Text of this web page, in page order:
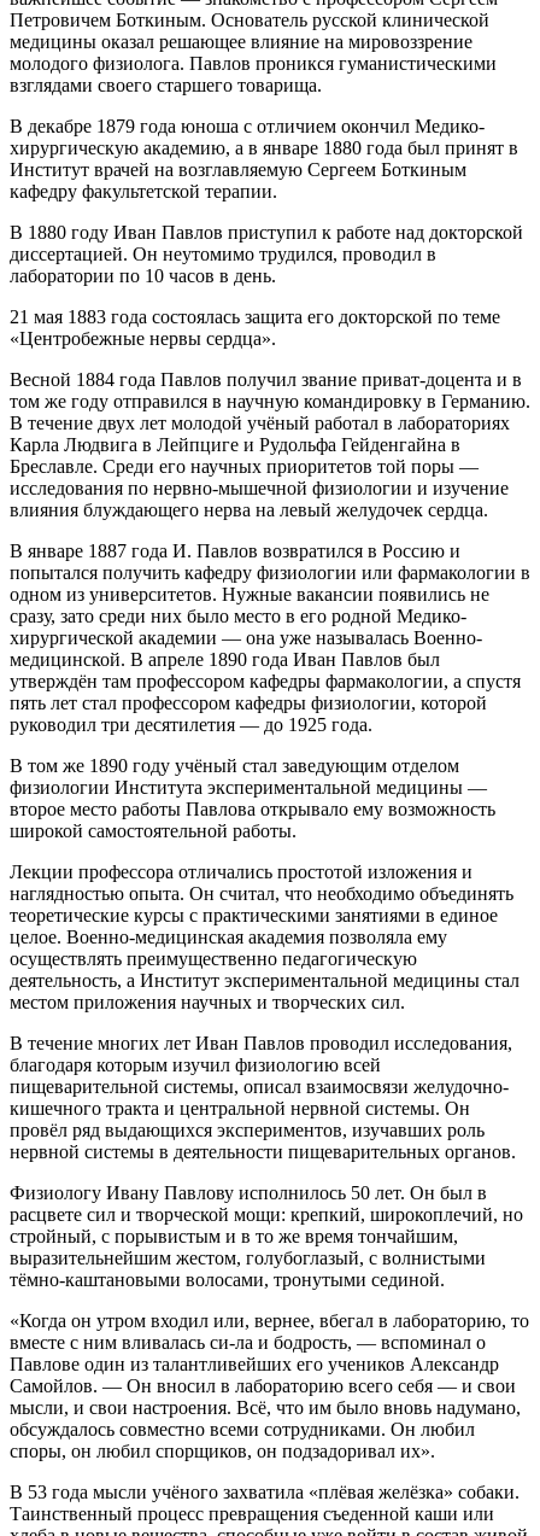
Петровичем Боткиным. Основатель русской клинической
медицины оказал решающее влияние на мировоззрение
молодого физиолога. Павлов проникся гуманистическими
взглядами своего старшего товарища.
В декабре 1879 года юноша с отличием окончил Медико-
хирургическую академию, а в январе 1880 года был принят в
Институт врачей на возглавляемую Сергеем Боткиным
кафедру факультетской терапии.
В 1880 году Иван Павлов приступил к работе над докторской
диссертацией. Он неутомимо трудился, проводил в
лаборатории по 10 часов в день.
21 мая 1883 года состоялась защита его докторской по теме
«Центробежные нервы сердца».
Весной 1884 года Павлов получил звание приват-доцента и в
том же году отправился в научную командировку в Германию.
В течение двух лет молодой учёный работал в лабораториях
Карла Людвига в Лейпциге и Рудольфа Гейденгайна в
Бреславле. Среди его научных приоритетов той поры —
исследования по нервно-мышечной физиологии и изучение
влияния блуждающего нерва на левый желудочек сердца.
В январе 1887 года И. Павлов возвратился в Россию и
попытался получить кафедру физиологии или фармакологии в
одном из университетов. Нужные вакансии появились не
сразу, зато среди них было место в его родной Медико-
хирургической академии — она уже называлась Военно-
медицинской. В апреле 1890 года Иван Павлов был
утверждён там профессором кафедры фармакологии, а спустя
пять лет стал профессором кафедры физиологии, которой
руководил три десятилетия — до 1925 года.
В том же 1890 году учёный стал заведующим отделом
физиологии Института экспериментальной медицины —
второе место работы Павлова открывало ему возможность
широкой самостоятельной работы.
Лекции профессора отличались простотой изложения и
наглядностью опыта. Он считал, что необходимо объединять
теоретические курсы с практическими занятиями в единое
целое. Военно-медицинская академия позволяла ему
осуществлять преимущественно педагогическую
деятельность, а Институт экспериментальной медицины стал
местом приложения научных и творческих сил.
В течение многих лет Иван Павлов проводил исследования,
благодаря которым изучил физиологию всей
пищеварительной системы, описал взаимосвязи желудочно-
кишечного тракта и центральной нервной системы. Он
провёл ряд выдающихся экспериментов, изучавших роль
нервной системы в деятельности пищеварительных органов.
Физиологу Ивану Павлову исполнилось 50 лет. Он был в
расцвете сил и творческой мощи: крепкий, широкоплечий, но
стройный, с порывистым и в то же время тончайшим,
выразительнейшим жестом, голубоглазый, с волнистыми
тёмно-каштановыми волосами, тронутыми сединой.
«Когда он утром входил или, вернее, вбегал в лабораторию, то
вместе с ним вливалась си-ла и бодрость, — вспоминал о
Павлове один из талантливейших его учеников Александр
Самойлов. — Он вносил в лабораторию всего себя — и свои
мысли, и свои настроения. Всё, что им было вновь надумано,
обсуждалось совместно всеми сотрудниками. Он любил
споры, он любил спорщиков, он подзадоривал их».
В 53 года мысли учёного захватила «плёвая желёзка» собаки.
Таинственный процесс превращения съеденной каши или